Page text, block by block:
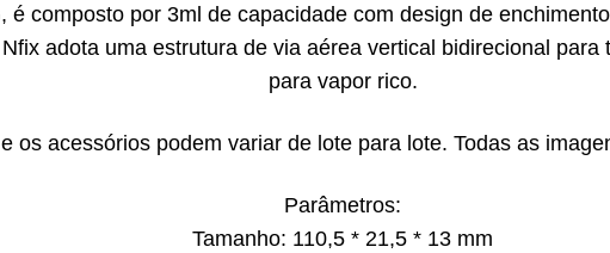
é composto por 3ml de capacidade com design de
adota uma estrutura de via aérea vertical bidirecional
para vapor rico.
os acessórios podem variar de lote para lote. Todas as
Parâmetros:
Tamanho: 110,5 * 21,5 * 13 mm